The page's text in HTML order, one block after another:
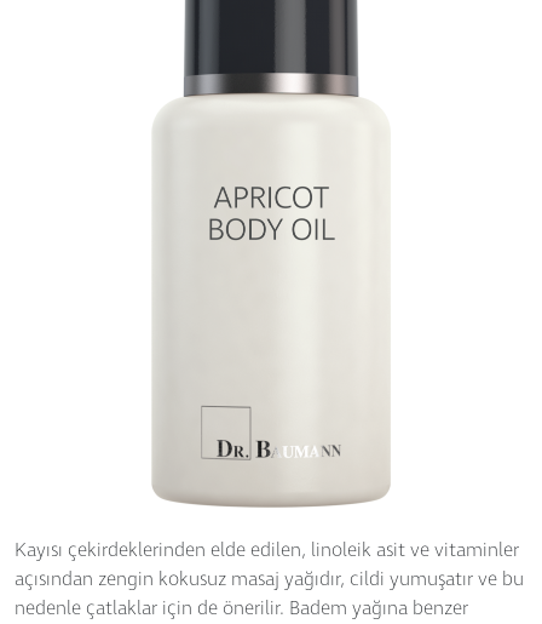
Kayısı çekirdeklerinden elde edilen, linoleik asit ve vitaminler
açısından zengin kokusuz masaj yağıdır, cildi yumuşatır ve bu
nedenle çatlaklar için de önerilir. Badem yağına benzer